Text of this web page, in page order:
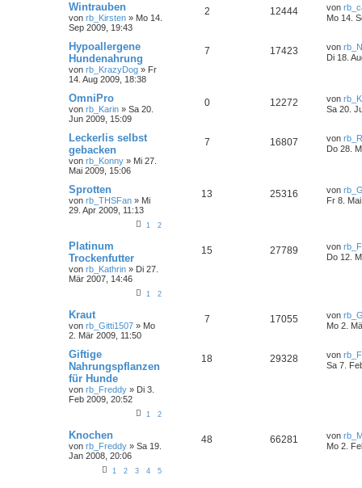
Wintrauben
von rb_Kirsten » Mo 14.
Sep 2009, 19:43
2 12444 von
Mo 14.
Hypoallergene
Hundenahrung
von rb_KrazyDog » Fr
14. Aug 2009, 18:38
7 17423 von
Di 18.
OmniPro
von rb_Karin » Sa 20.
Jun 2009, 15:09
0 12272 von
Sa 20.
Leckerlis selbst
gebacken
von rb_Konny » Mi 27.
Mai 2009, 15:06
7 16807 von
Do 28.
Sprotten
von rb_THSFan » Mi
29. Apr 2009, 11:13
1 2
13 25316 von
Fr 8.
Platinum
Trockenfutter
von rb_Kathrin » Di 27.
Mär 2007, 14:46
1 2
15 27789 von
Do 12.
Kraut
von rb_Gitti1507 » Mo
2. Mär 2009, 11:50
7 17055 von
Mo 2.
Giftige
Nahrungspflanzen
für Hunde
von rb_Freddy » Di 3.
Feb 2009, 20:52
1 2
18 29328 von
Sa 7.
Knochen
von rb_Freddy » Sa 19.
Jan 2008, 20:06
1 2 3 4 5
48 66281 von
Mo 2.